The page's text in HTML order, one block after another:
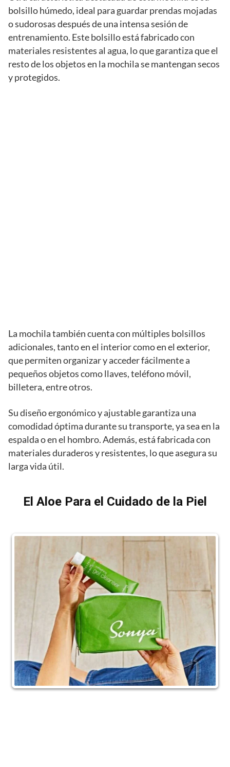
bolsillo húmedo, ideal para guardar prendas mojadas
o sudorosas después de una intensa sesión de
entrenamiento. Este bolsillo está fabricado con
materiales resistentes al agua, lo que garantiza que el
resto de los objetos en la mochila se mantengan secos
y protegidos.
La mochila también cuenta con múltiples bolsillos
adicionales, tanto en el interior como en el exterior,
que permiten organizar y acceder fácilmente a
pequeños objetos como llaves, teléfono móvil,
billetera, entre otros.
Su diseño ergonómico y ajustable garantiza una
comodidad óptima durante su transporte, ya sea en la
espalda o en el hombro. Además, está fabricada con
materiales duraderos y resistentes, lo que asegura su
larga vida útil.
El Aloe Para el Cuidado de la Piel